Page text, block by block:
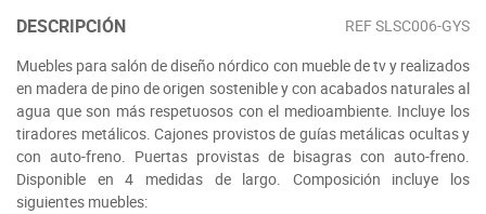
DESCRIPCIÓN REFSLSC006-GYS
Muebles para salón de diseño nórdico con mueble de tv y realizados
en madera de pino de origen sostenible y con acabados naturales al
agua que son más respetuosos con el medioambiente. Incluye los
tiradores metálicos. Cajones provistos de guías metálicas ocultas y
con auto-freno. Puertas provistas de bisagras con auto-freno.
Disponible en 4 medidas de largo. Composición incluye los
siguientes muebles: